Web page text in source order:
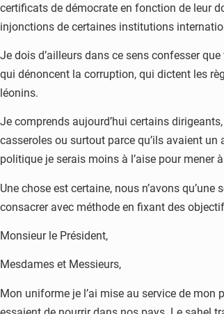
certificats de démocrate en fonction de leur
injonctions de certaines institutions
Je dois d’ailleurs dans ce sens confesser
qui dénoncent la corruption, qui dictent les
léonins.
Je comprends aujourd’hui certains
casseroles ou surtout parce qu’ils avaient un
politique je serais moins à l’aise pour
Une chose est certaine, nous n’avons
consacrer avec méthode en fixant des
Monsieur le Président,
Mesdames et Messieurs,
Mon uniforme je l’ai mise au service de